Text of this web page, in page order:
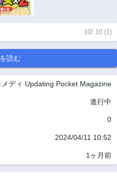
10/ 10 (1)
読む
メディ Updating Pocket Magazine
進行中
0
2024/04/11 10:52
1ヶ月前